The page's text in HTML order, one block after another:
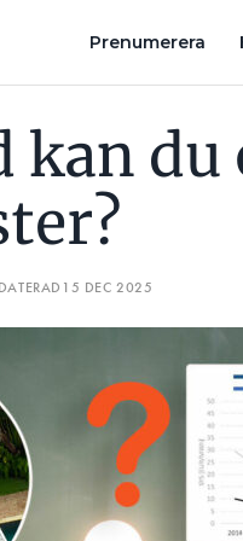
Prenumerera
kan du
15 DEC 2025
EL FÅR EN